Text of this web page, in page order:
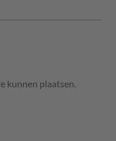
kunnen plaatsen.